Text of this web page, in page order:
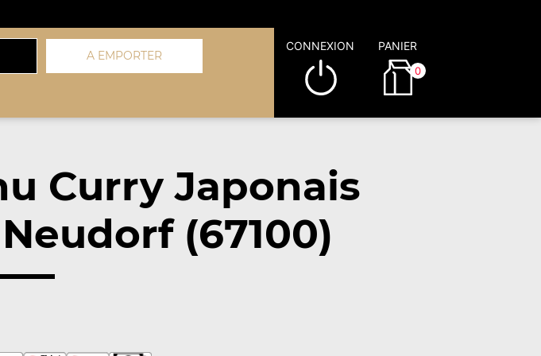
A EMPORTER
CONNEXION PANIER
0
Curry Japonais
(67100)